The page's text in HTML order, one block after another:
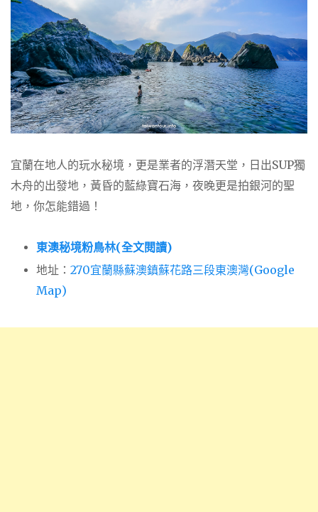
宜蘭在地人的玩水秘境，更是業者的浮潛天堂，日出SUP獨
木舟的出發地，黃昏的藍綠寶石海，夜晚更是拍銀河的聖
地，你怎能錯過！
東澳秘境粉鳥林(全文閱讀)
地址： 270宜蘭縣蘇澳鎮蘇花路三段東澳灣(Google
Map)